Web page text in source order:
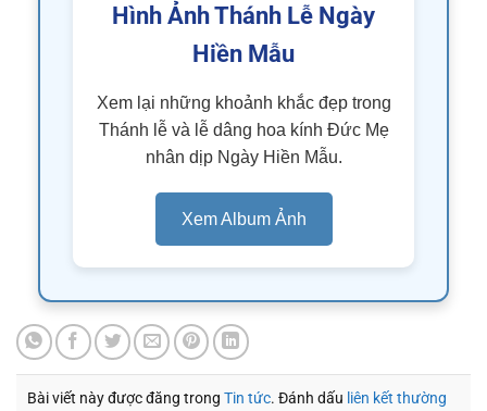
Hình Ảnh Thánh Lễ Ngày
Hiền Mẫu
Xem lại những khoảnh khắc đẹp trong
Thánh lễ và lễ dâng hoa kính Đức Mẹ
nhân dịp Ngày Hiền Mẫu.
Xem Album Ảnh
Bài viết này được đăng trong Tin tức. Đánh dấu liên kết thường